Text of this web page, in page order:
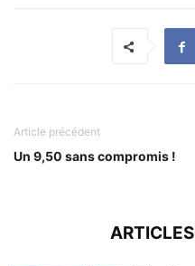
Article précédent
Un 9,50 sans compromis !